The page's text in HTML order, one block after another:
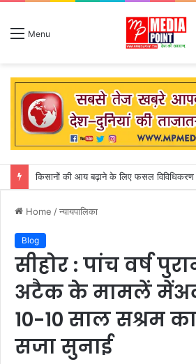
Menu
Home /न्यायपालिका
Blog
सीहोर : पांच वर्ष
अटैक के मामलें
10-10 साल सश्रम
सजा सुनाई